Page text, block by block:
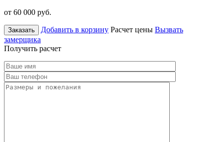
от 60 000 руб.
Заказать Добавить в корзину Расчет цены Вызвать
замерщика
Получить расчет